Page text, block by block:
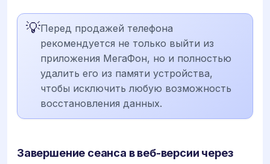
💡Перед продажей телефона
рекомендуется не только выйти из
приложения МегаФон, но и полностью
удалить его из памяти устройства,
чтобы исключить любую возможность
восстановления данных.
Завершение сеанса в веб-версии через